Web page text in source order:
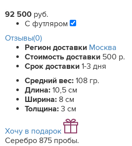
92 500 руб.
С футляром
Отзывы(0)
Регион доставки Москва
Стоимость доставки 500 р.
Срок доставки 1-3 дня
Средний вес: 108 гр.
Длина: 10,5 см
Ширина: 8 см
Толщина: 3 см
Хочу в подарок
Серебро 875 пробы.